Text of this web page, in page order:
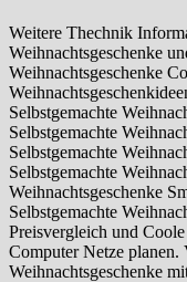
Weitere Thechnik
Weihnachtsgeschenke
Weihnachtsgeschenke
Selbstgemachte
Selbstgemachte
Selbstgemachte
Selbstgemachte
Weihnachtsgeschenke
Selbstgemachte
Preisvergleich und
Computer Netze planen.
Weihnachtsgeschenke